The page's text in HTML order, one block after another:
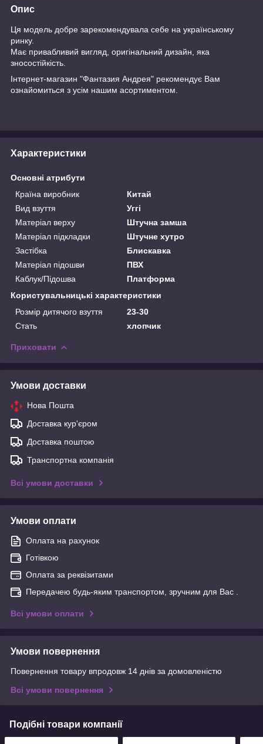
Опис
Ця модель добре зарекомендувала себе на українському
ринку.
Має привабливий вигляд, оригінальний дизайн, яка
зносостійкість.
Інтернет-магазин "Фантазия Андрея" рекомендує Вам
ознайомиться з усім нашим асортиментом.
Характеристики
Основні атрибути
Країна виробник
Китай
Вид взуття
Уггі
Матеріал верху
Штучна замша
Матеріал підкладки
Штучне хутро
Застібка
Блискавка
Матеріал підошви
ПВХ
Каблук/Підошва
Платформа
Користувальницькі характеристики
Розмір дитячого взуття
23-30
Стать
хлопчик
Приховати
Умови доставки
Нова Пошта
Доставка кур'єром
Доставка поштою
Транспортна компанія
Всі умови доставки
Умови оплати
Оплата на рахунок
Готівкою
Оплата за реквізитами
Передачею будь-яким транспортом, зручним для Вас .
Всі умови оплати
Умови повернення
Повернення товару впродовж 14 днів за домовленістю
Всі умови повернення
Подібні товари компанії